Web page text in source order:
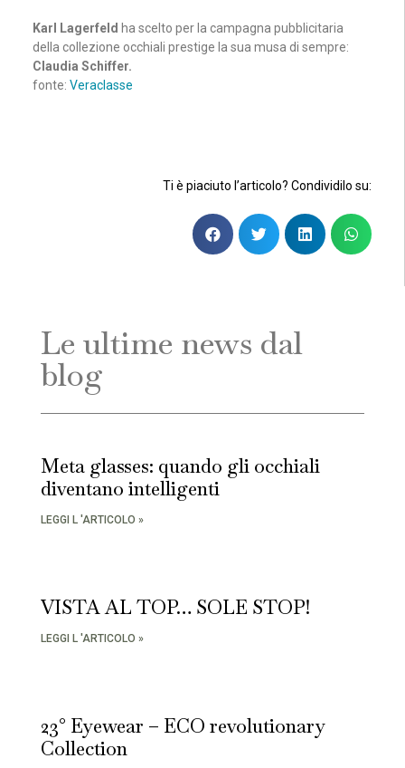
Karl Lagerfeld ha scelto per la campagna pubblicitaria
della collezione occhiali prestige la sua musa di sempre:
Claudia Schiffer.
fonte: Veraclasse
Ti è piaciuto l’articolo? Condividilo su:
Le ultime news dal
blog
Meta glasses: quando gli occhiali
diventano intelligenti
LEGGI L 'ARTICOLO »
VISTA AL TOP… SOLE STOP!
LEGGI L 'ARTICOLO »
23° Eyewear – ECO revolutionary
Collection